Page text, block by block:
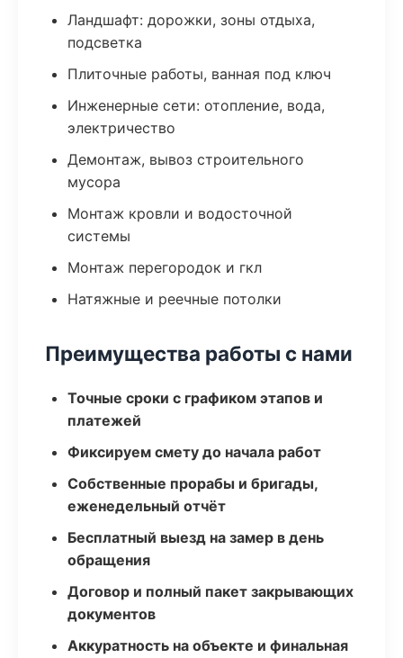
Ландшафт: дорожки, зоны отдыха,
подсветка
Плиточные работы, ванная под ключ
Инженерные сети: отопление, вода,
электричество
Демонтаж, вывоз строительного
мусора
Монтаж кровли и водосточной
системы
Монтаж перегородок и гкл
Натяжные и реечные потолки
Преимущества работы с нами
Точные сроки с графиком этапов и
платежей
Фиксируем смету до начала работ
Собственные прорабы и бригады,
еженедельный отчёт
Бесплатный выезд на замер в день
обращения
Договор и полный пакет закрывающих
документов
Аккуратность на объекте и финальная